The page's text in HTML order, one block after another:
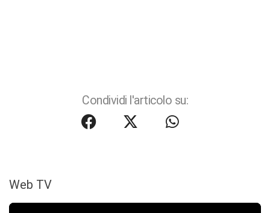
Condividi l'articolo su:
Web TV